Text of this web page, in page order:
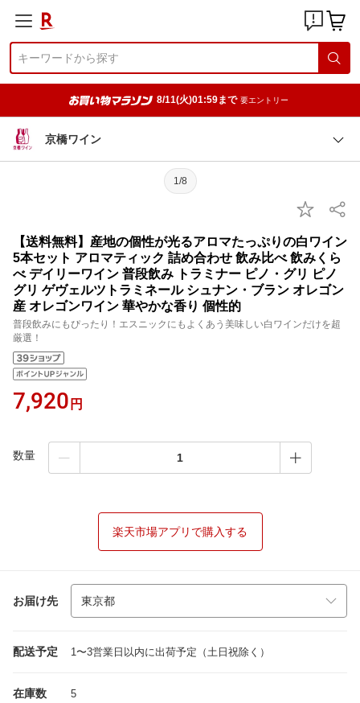
8/11(火)01:59まで 要エントリー
京橋ワイン
1/8
【送料無料】産地の個性が光るアロマたっぷりの白ワイン
5本セット アロマティック 詰め合わせ 飲み比べ 飲みくら
べ デイリーワイン 普段飲み トラミナー ピノ・グリ ピノ
グリ ゲヴェルツトラミネール シュナン・ブラン オレゴン
産 オレゴンワイン 華やかな香り 個性的
普段飲みにもぴったり！エスニックにもよくあう美味しい白ワインだけを超
厳選！
7,920 円
数量
楽天市場アプリで購入する
お届け先
配送予定 1〜3営業日以内に出荷予定（土日祝除く）
在庫数 5